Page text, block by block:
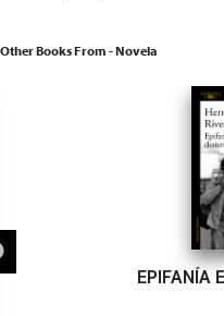
Other Books From - Novela
EPIFANÍA